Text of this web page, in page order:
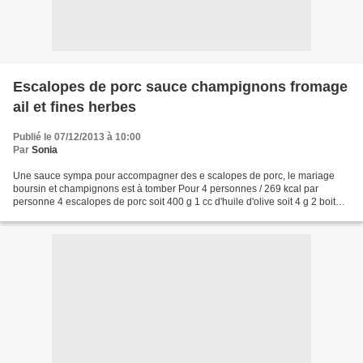
Escalopes de porc sauce champignons fromage
ail et fines herbes
Publié le 07/12/2013 à 10:00
Par Sonia
Une sauce sympa pour accompagner des e scalopes de porc, le mariage
boursin et champignons est à tomber Pour 4 personnes / 269 kcal par
personne 4 escalopes de porc soit 400 g 1 cc d'huile d'olive soit 4 g 2 boites